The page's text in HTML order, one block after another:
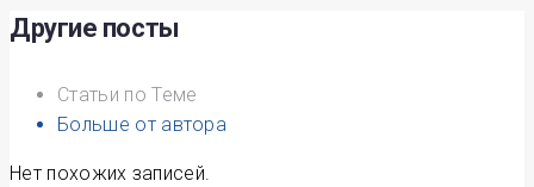
Другие посты
Статьи по Теме
Больше от автора
Нет похожих записей.